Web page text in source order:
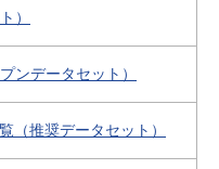
）
ンデータセット）
（推奨データセット）